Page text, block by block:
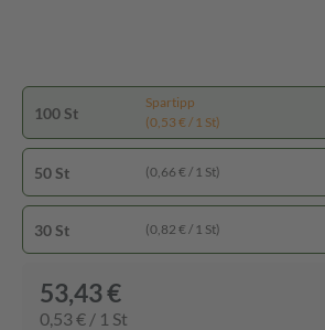
100 St
Spartipp
(0,53 € / 1 St)
50 St (0,66 € / 1 St)
30 St (0,82 € / 1 St)
53,43 €
0,53 € / 1 St